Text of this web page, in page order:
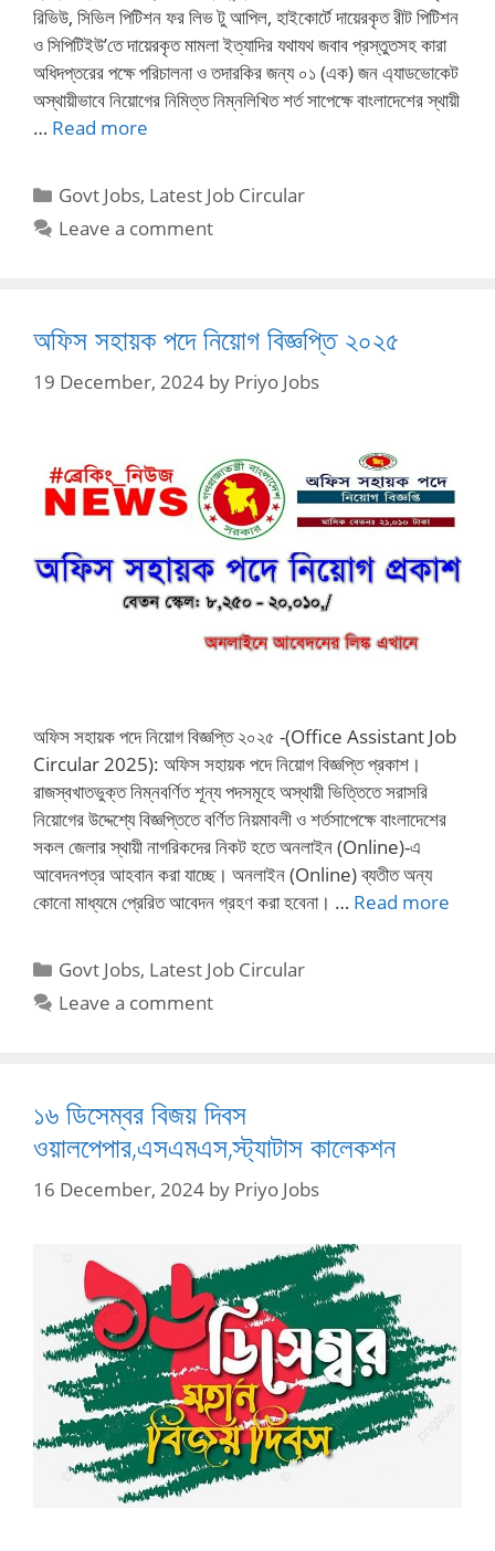
রিভিউ, সিভিল পিটিশন ফর লিভ টু আপিল, হাইকোর্টে দায়েরকৃত রীট পিটিশন
ও সিপিটিইউ’তে দায়েরকৃত মামলা ইত্যাদির যথাযথ জবাব প্রস্তুতসহ কারা
অধিদপ্তরের পক্ষে পরিচালনা ও তদারকির জন্য ০১ (এক) জন এ্যাডভোকেট
অস্থায়ীভাবে নিয়োগের নিমিত্ত নিম্নলিখিত শর্ত সাপেক্ষে বাংলাদেশের স্থায়ী
… Read more
Categories
Govt Jobs, Latest Job Circular
Leave a comment
অফিস সহায়ক পদে নিয়োগ বিজ্ঞপ্তি ২০২৫
19 December, 2024 by Priyo Jobs
অফিস সহায়ক পদে নিয়োগ বিজ্ঞপ্তি ২০২৫ -(Office Assistant Job
Circular 2025): অফিস সহায়ক পদে নিয়োগ বিজ্ঞপ্তি প্রকাশ।
রাজস্বখাতভুক্ত নিম্নবর্ণিত শূন্য পদসমূহে অস্থায়ী ভিত্তিতে সরাসরি
নিয়োগের উদ্দেশ্যে বিজ্ঞপ্তিতে বর্ণিত নিয়মাবলী ও শর্তসাপেক্ষে বাংলাদেশের
সকল জেলার স্থায়ী নাগরিকদের নিকট হতে অনলাইন (Online)-এ
আবেদনপত্র আহবান করা যাচ্ছে। অনলাইন (Online) ব্যতীত অন্য
কোনো মাধ্যমে প্রেরিত আবেদন গ্রহণ করা হবেনা। … Read more
Categories
Govt Jobs, Latest Job Circular
Leave a comment
১৬ ডিসেম্বর বিজয় দিবস
ওয়ালপেপার,এসএমএস,স্ট্যাটাস কালেকশন
16 December, 2024 by Priyo Jobs